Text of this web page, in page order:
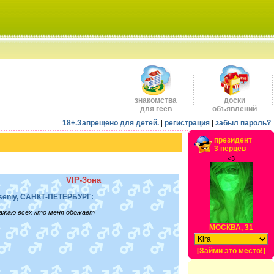
знакомства
для геев
доски
объявлений
18+.Запрещено для детей. | регистрация | забыл пароль?
VIP-Зона
САНКТ-ПЕТЕРБУРГ:
всех кто меня обожает
президент
3 перцев
<3
МОСКВА, 31
[Займи это место!]